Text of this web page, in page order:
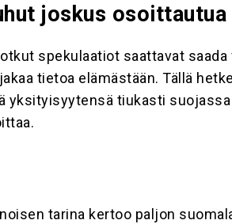
joskus
spekulaatiot saattavat
tietoa elämästään. Tällä
yksityisyytensä tiukasti
tarina kertoo paljon